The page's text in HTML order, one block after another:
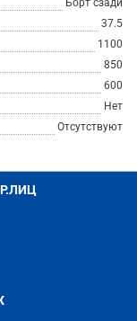
Борт сзади
37.5
1100
850
600
Нет
Отсутствуют